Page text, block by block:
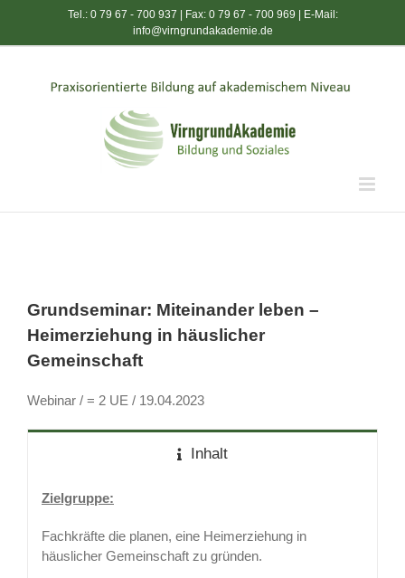
springen
Tel.: 0 79 67 - 700 937 | Fax: 0 79 67 - 700 969 | E-Mail:
info@virngrundakademie.de
Grundseminar: Miteinander leben –
Heimerziehung in häuslicher
Gemeinschaft
Webinar / = 2 UE / 19.04.2023
Inhalt
Zielgruppe:
Fachkräfte die planen, eine Heimerziehung in
häuslicher Gemeinschaft zu gründen.